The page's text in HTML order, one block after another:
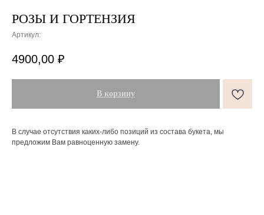
РОЗЫ И ГОРТЕНЗИЯ
Артикул:
4900,00 ₽
В корзину
В случае отсутствия каких-либо позиций из состава букета, мы
предложим Вам равноценную замену.